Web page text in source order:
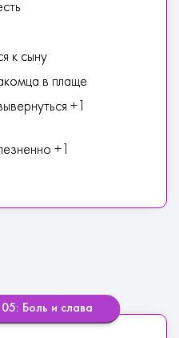
к сыну
в плаще
+1
+1
Боль и слава